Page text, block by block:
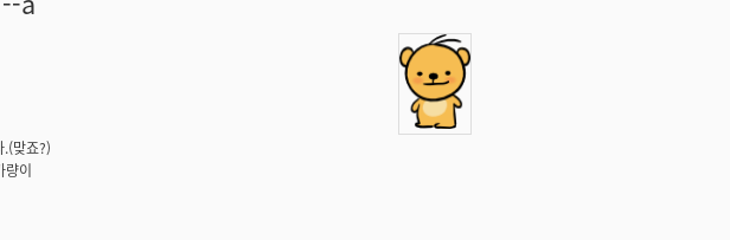
맞죠?)
량이